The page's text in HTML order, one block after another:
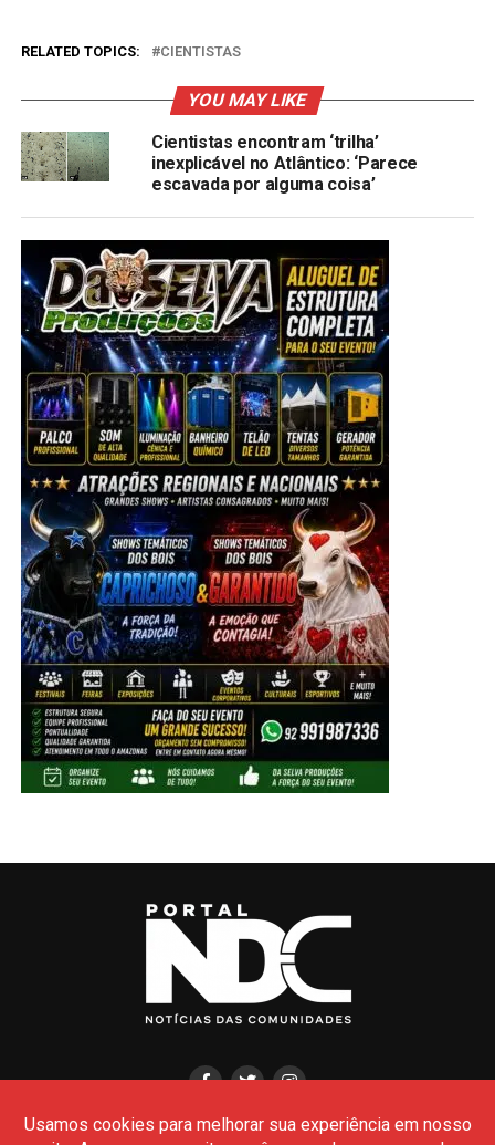
RELATED TOPICS: CIENTISTAS
YOU MAY LIKE
Cientistas encontram ‘trilha’
inexplicável no Atlântico: ‘Parece
escavada por alguma coisa’
HOME POLÍCIA POLÍTICA AMAZONAS